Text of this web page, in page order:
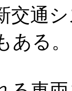
交通
る。